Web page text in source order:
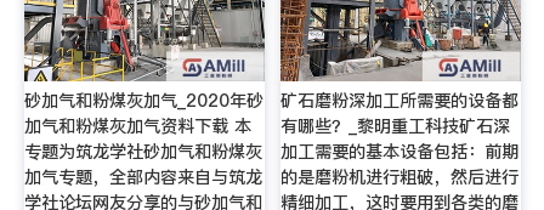
砂加气和粉煤灰加气_2020年砂
加气和粉煤灰加气资料下载 本
专题为筑龙学社砂加气和粉煤灰
加气专题，全部内容来自与筑龙
学社论坛网友分享的与砂加气和
矿石磨粉深加工所需要的设备都
有哪些？_黎明重工科技矿石深
加工需要的基本设备包括：前期
的是磨粉机进行粗破，然后进行
精细加工，这时要用到各类的磨